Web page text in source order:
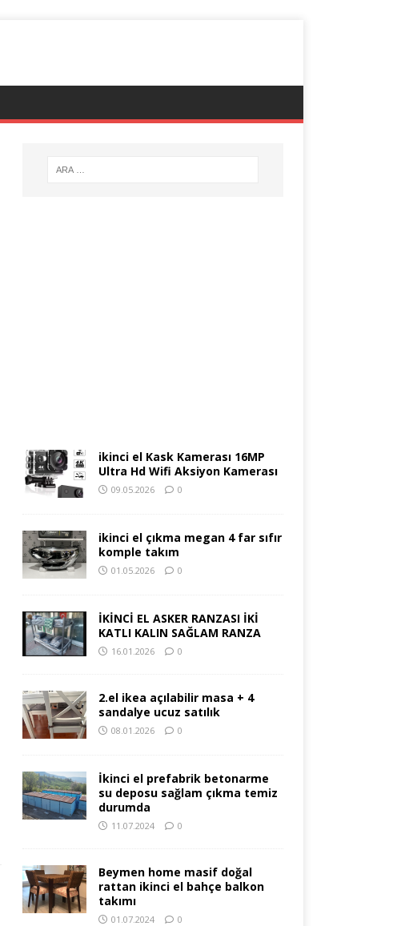
ikinci el Kask Kamerası 16MP
Ultra Hd Wifi Aksiyon Kamerası
09.05.2026 0
ikinci el çıkma megan 4 far sıfır
komple takım
01.05.2026 0
İKİNCİ EL ASKER RANZASI İKİ
KATLI KALIN SAĞLAM RANZA
16.01.2026 0
2.el ikea açılabilir masa + 4
sandalye ucuz satılık
08.01.2026 0
İkinci el prefabrik betonarme
su deposu sağlam çıkma temiz
durumda
11.07.2024 0
Beymen home masif doğal
rattan ikinci el bahçe balkon
takımı
01.07.2024 0